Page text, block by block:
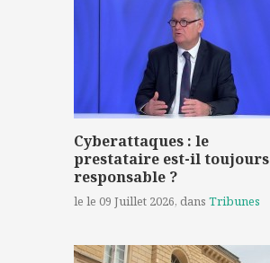
Cyberattaques : le
prestataire est-il toujours
responsable ?
le le 09 Juillet 2026, dans Tribunes